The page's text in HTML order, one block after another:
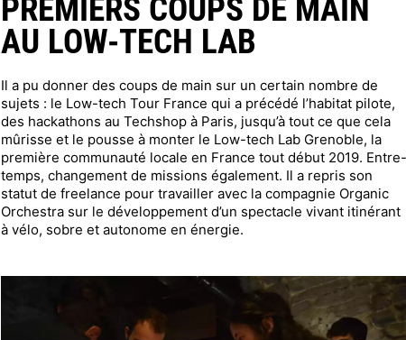
PREMIERS COUPS DE MAIN
AU LOW-TECH LAB
Il a pu donner des coups de main sur un certain nombre de
sujets : le Low-tech Tour France qui a précédé l’habitat pilote,
des hackathons au Techshop à Paris, jusqu’à tout ce que cela
mûrisse et le pousse à monter le Low-tech Lab Grenoble, la
première communauté locale en France tout début 2019. Entre-
temps, changement de missions également. Il a repris son
statut de freelance pour travailler avec la compagnie Organic
Orchestra sur le développement d’un spectacle vivant itinérant
à vélo, sobre et autonome en énergie.